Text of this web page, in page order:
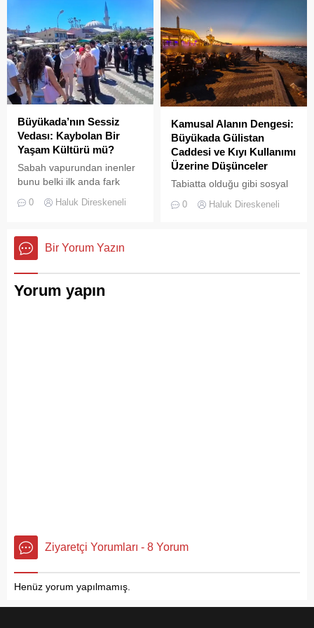
aylarında hem yerli hem de
yabancı turistlerin akınına
uğrayan Büyükada’da,
çevre temizliği konusunda
yaşanan aksaklıklar adeta
pes dedirtti. Adanın tarihi ve
doğal güzellikleriyle süslü
sokaklarından yansıyan son
görüntüler, çevre sağlığı
açısından tehlike çanlarının
çaldığını gösteriyor. Çöpler
Büyükada’nın Sessiz
Vedası: Kaybolan Bir
Yaşam Kültürü mü?
Sabah vapurundan inenler
bunu belki ilk anda fark
Büyükada’yı elli, altmış yıldır
ve adımları değişti
0 Haluk Direskeneli
Kamusal Alanın Dengesi:
Büyükada Gülistan
Caddesi ve Kıyı Kullanımı
Üzerine Düşünceler
Tabiatta olduğu gibi sosyal
süre karşılıksız kalmaz;
0 Haluk Direskeneli
Bir Yorum Yazın
Yorum yapın
Ziyaretçi Yorumları - 8 Yorum
Henüz yorum yapılmamış.